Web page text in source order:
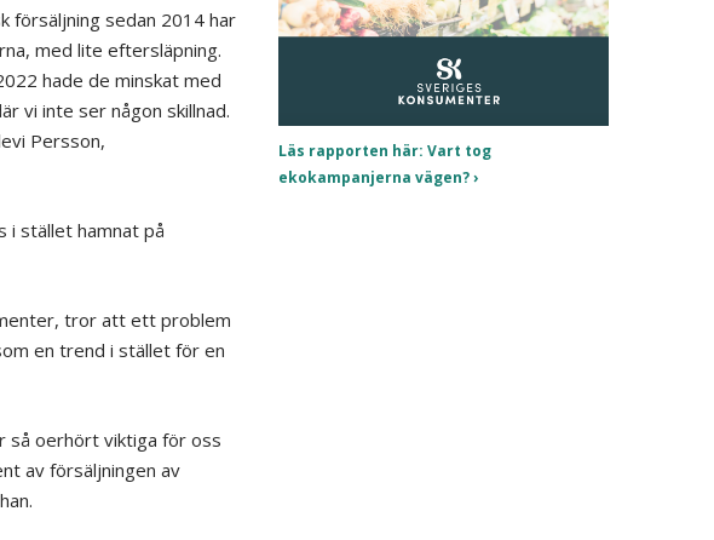
Läs rapporten här: Vart tog
ekokampanjerna vägen?
försäljning sedan 2014 har
med lite eftersläpning.
hade de minskat med
vi inte ser någon skillnad.
Persson,
i stället hamnat på
tror att ett problem
en trend i stället för en
så oerhört viktiga för oss
av försäljningen av